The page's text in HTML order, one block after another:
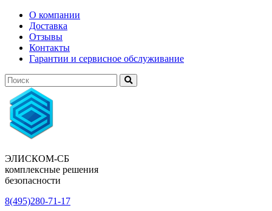
О компании
Доставка
Отзывы
Контакты
Гарантии и сервисное обслуживание
ЭЛИСКОМ-СБ
комплексные решения
безопасности
8(495)280-71-17